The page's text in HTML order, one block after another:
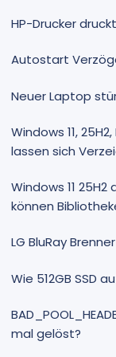
HP-Drucker
Autostart
Neuer Laptop
Windows 11,
lassen sich
Windows 11 25H2
können
LG BluRay
Wie 512GB SSD
mal gelöst?